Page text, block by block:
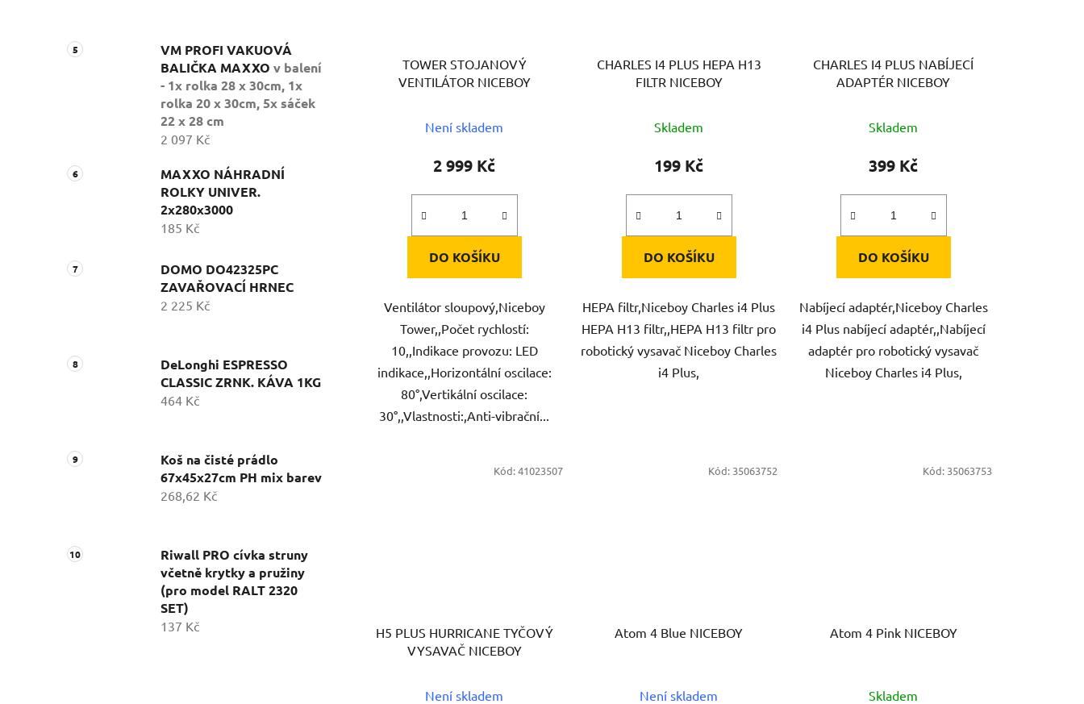
VM PROFI VAKUOVÁ
BALIČKA MAXXO v balení
- 1x rolka 28 x 30cm, 1x
rolka 20 x 30cm, 5x sáček
22 x 28 cm
2 097 Kč
MAXXO NÁHRADNÍ
ROLKY UNIVER.
2x280x3000
185 Kč
DOMO DO42325PC
ZAVAŘOVACÍ HRNEC
2 225 Kč
DeLonghi ESPRESSO
CLASSIC ZRNK. KÁVA 1KG
464 Kč
Koš na čisté prádlo
67x45x27cm PH mix barev
268,62 Kč
Riwall PRO cívka struny
včetně krytky a pružiny
(pro model RALT 2320
SET)
137 Kč
TOWER STOJANOVÝ
VENTILÁTOR NICEBOY
Není skladem
2 999 Kč
DO KOŠÍKU
Ventilátor sloupový,Niceboy
Tower,,Počet rychlostí:
10,,Indikace provozu: LED
indikace,,Horizontální oscilace:
80°,Vertikální oscilace:
30°,,Vlastnosti:,Anti-vibrační...
CHARLES I4 PLUS HEPA H13
FILTR NICEBOY
Skladem
199 Kč
DO KOŠÍKU
HEPA filtr,Niceboy Charles i4 Plus
HEPA H13 filtr,,HEPA H13 filtr pro
robotický vysavač Niceboy Charles
i4 Plus,
CHARLES I4 PLUS NABÍJECÍ
ADAPTÉR NICEBOY
Skladem
399 Kč
DO KOŠÍKU
Nabíjecí adaptér,Niceboy Charles
i4 Plus nabíjecí adaptér,,Nabíjecí
adaptér pro robotický vysavač
Niceboy Charles i4 Plus,
H5 PLUS HURRICANE TYČOVÝ
VYSAVAČ NICEBOY
Není skladem
Kód:41023507
Atom 4 Blue NICEBOY
Není skladem
Kód: 35063752
Atom 4 Pink NICEBOY
Skladem
Kód: 35063753